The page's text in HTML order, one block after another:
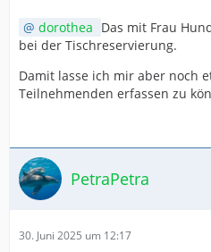
dorothea Das mit Frau
bei der Tischreservierung.
Damit lasse ich mir aber noch
Teilnehmenden erfassen zu
PetraPetra
30. Juni 2025 um 12:17